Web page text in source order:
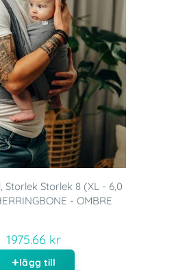
Storlek Storlek 8 (XL - 6,0
- OMBRE
1975.66 kr
lägg till